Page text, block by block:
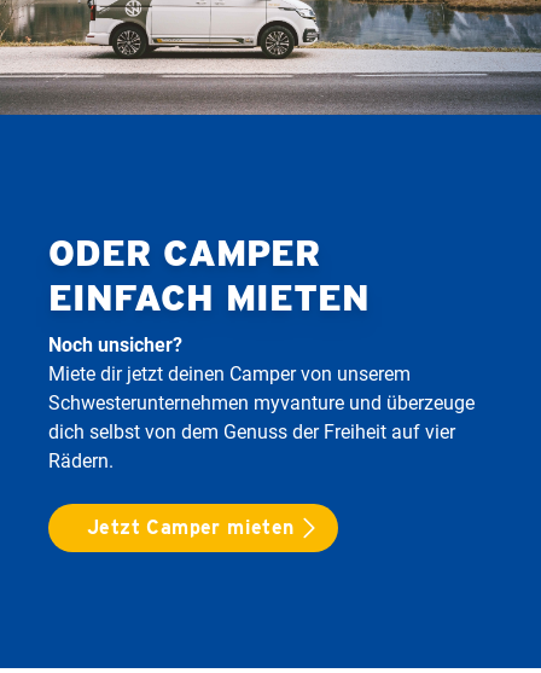
ODER CAMPER
EINFACH MIETEN
Noch unsicher?
Miete dir jetzt deinen Camper von unserem
Schwesterunternehmen myvanture und überzeuge
dich selbst von dem Genuss der Freiheit auf vier
Rädern.
Jetzt Camper mieten